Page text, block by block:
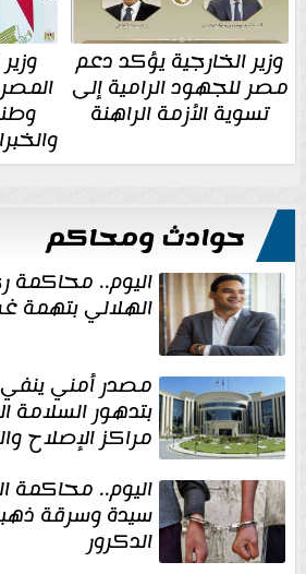
وزير الخارجية يؤكد دعم
مصر للجهود الرامية إلى
تسوية الأزمة الراهنة
حوادث ومحاكم
اليوم.. محاكمة
الهلالي بتهمة
مصدر أمني ينفي
بتدهور السلامة
مراكز الإصلاح
اليوم.. محاكمة
سيدة وسرقة
الدكرور